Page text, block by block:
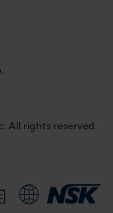
All rights reserved.